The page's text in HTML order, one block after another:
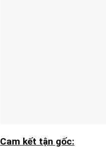
Cam kết tận gốc: